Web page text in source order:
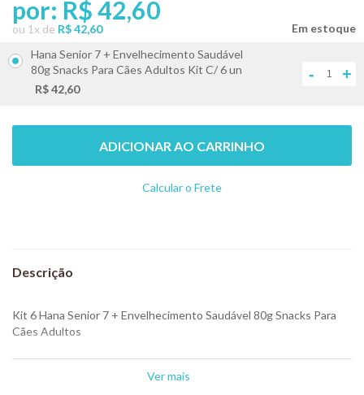
por: R$ 42,60
ou 1 x de R$ 42,60
Hana Senior 7 + Envelhecimento Saudável
80g Snacks Para Cães Adultos Kit C/ 6 un
R$ 42,60
- +
ADICIONAR AO CARRINHO
Calcular o Frete
Não sei meu CEP
Kit 6 Hana Senior 7 + Envelhecimento Saudável 80g Snacks Para
Cães Adultos
Hana Sticks Dogs Senior foi desenvolvido cuidadosamente para
animais idosos, com diminuição da mobilidade intestinal, perda de
Ver mais